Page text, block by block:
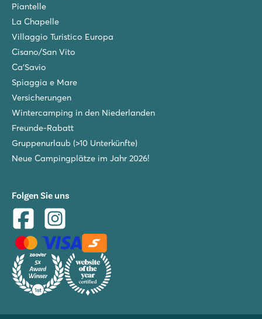
Piantelle
La Chapelle
Villaggio Turistico Europa
Cisano/San Vito
Ca'Savio
Spiaggia e Mare
Versicherungen
Wintercamping in den Niederlanden
Freunde-Rabatt
Gruppenurlaub (>10 Unterkünfte)
Neue Campingplätze im Jahr 2026!
Folgen Sie uns